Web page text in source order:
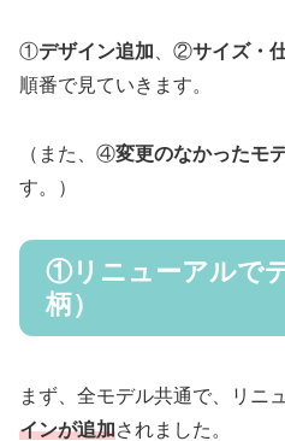
①デザイン追加 、②サイズ・
順番で見ていきます。
（また、④変更のなかったモ
す。）
①リニューアルで
柄）
まず、全モデル共通で、リニ
インが追加されました。